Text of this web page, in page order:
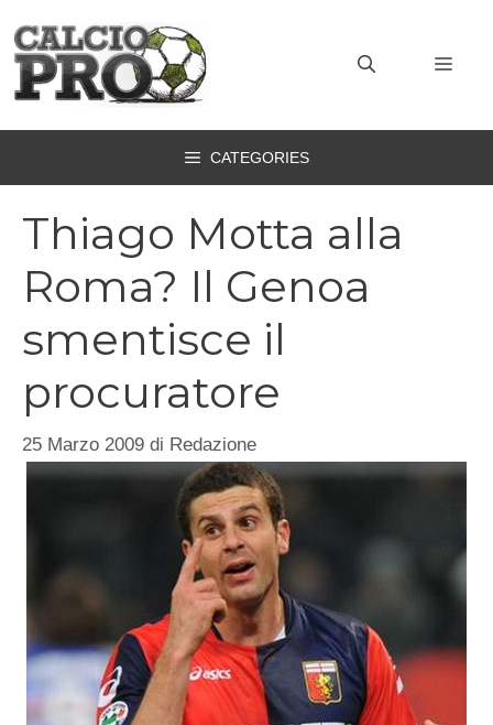
contenuto
CATEGORIES
Thiago Motta alla
Roma? Il Genoa
smentisce il
procuratore
25 Marzo 2009 di Redazione